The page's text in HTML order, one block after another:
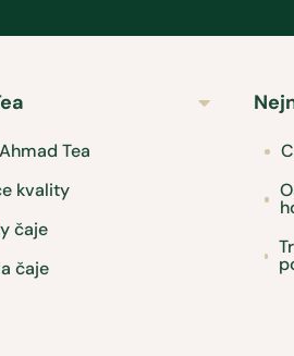
Tea
kvality
čaje
čaje